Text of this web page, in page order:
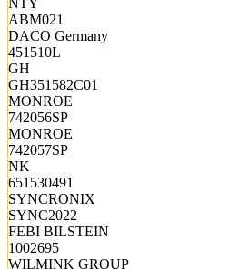
ABM021
DACO Germany
451510L
GH
GH351582C01
MONROE
742056SP
MONROE
742057SP
NK
651530491
SYNCRONIX
SYNC2022
FEBI BILSTEIN
1002695
WILMINK GROUP